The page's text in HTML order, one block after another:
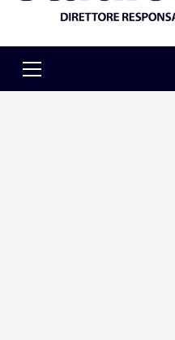
Menu